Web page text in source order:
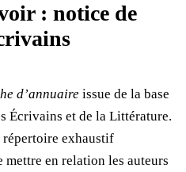
: notice de
d’annuaire issue de la base
Écrivains et de la Littérature.
répertoire exhaustif
mettre en relation les auteurs